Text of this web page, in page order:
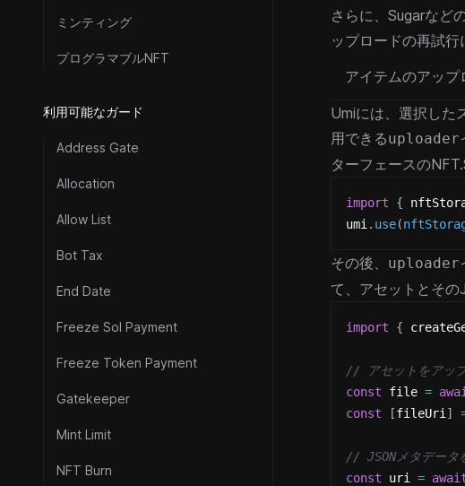
ミンティング
プログラマブルNFT
利用可能なガード
Address Gate
Allocation
Allow List
Bot Tax
End Date
Freeze Sol Payment
Freeze Token Payment
Gatekeeper
Mint Limit
NFT Burn
さらに、 Sugarなど
ップロードの再試行
アイテムのアップ
Umiには、選択した
用できるuploader
ターフェースの
import {
umi . use(
その後、 uploader
て、アセットとその
import {
// アセットをアップ
const file =
const
[fileUri ]
// JSONメタデータ
const uri =